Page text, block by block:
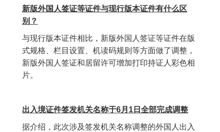
新版外国人签证等证件与现行版本证件有什么区
别？
与现行版本证件相比，新版外国人签证等证件在版
式规格、栏目设置、机读码规则等方面做了调整，
新版外国人签证和居留许可增加打印持证人彩色相
片。
出入境证件签发机关名称于6月1日全部完成调整
据介绍，此次涉及签发机关名称调整的外国人出入